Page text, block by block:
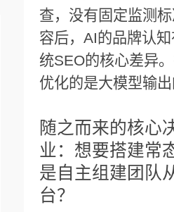
查，没有固定监测
容后，AI的品牌认
统SEO的核心差异
优化的是大模型输
随之而来的核心
业：想要搭建常
是自主组建团队
台？